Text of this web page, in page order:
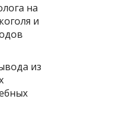
на
и
из